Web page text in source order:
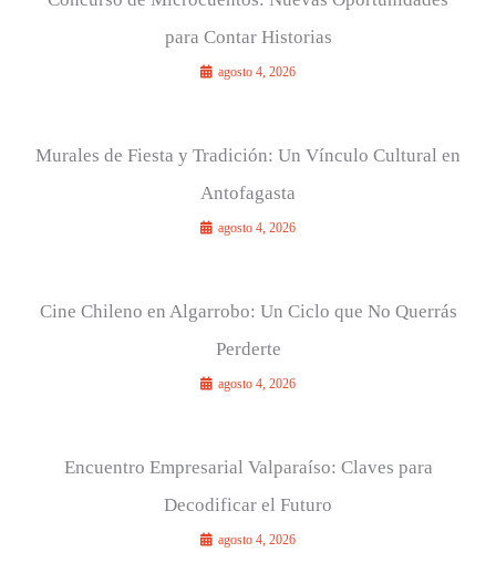
para Contar Historias
agosto 4, 2026
Murales de Fiesta y Tradición: Un Vínculo Cultural en
Antofagasta
agosto 4, 2026
Cine Chileno en Algarrobo: Un Ciclo que No Querrás
Perderte
agosto 4, 2026
Encuentro Empresarial Valparaíso: Claves para
Decodificar el Futuro
agosto 4, 2026